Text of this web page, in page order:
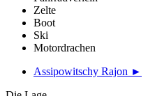
Zelte
Boot
Ski
Motordrachen
Assipowitschy Rajon ►